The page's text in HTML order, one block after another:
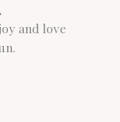
and love